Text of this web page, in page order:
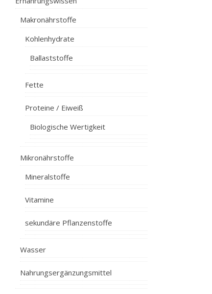
Makronährstoffe
Kohlenhydrate
Ballaststoffe
Fette
Proteine / Eiweiß
Biologische Wertigkeit
Mikronährstoffe
Mineralstoffe
Vitamine
sekundäre Pflanzenstoffe
Wasser
Nahrungsergänzungsmittel